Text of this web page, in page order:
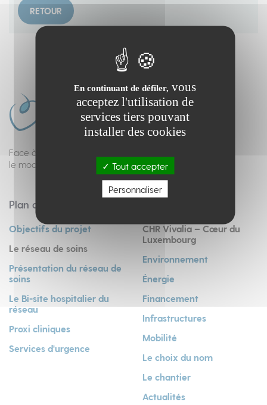
RETOUR
Face à l’évolution des soins et de la médecine,
le modèle hospitalier doit se réinventer...
Plan du site
Objectifs du projet
Le réseau de soins
Présentation du réseau de
soins
Le Bi-site hospitalier du
réseau
Proxi cliniques
Services d'urgence
CHR Vivalia – Cœur du
Luxembourg
Environnement
Énergie
Financement
Infrastructures
Mobilité
Le choix du nom
Le chantier
Actualités
En continuant de défiler, vous
acceptez l'utilisation de
services tiers pouvant
installer des cookies
Tout accepter
Personnaliser